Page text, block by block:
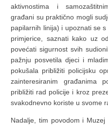
aktivnostima i
građani su praktično mogli
papilarnih linija) i upoznati se
primjerice, saznati kako uz
povećati sigurnost svih
pažnju posvetila djeci i
pokušala približiti policijsku
zainteresiranim građanima
približiti rad policije i kroz
svakodnevno koriste u svome
Nadalje, tim povodom i